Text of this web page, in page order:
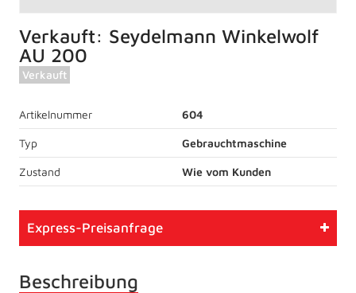
Verkauft: Seydelmann Winkelwolf
AU 200
Verkauft
Artikelnummer
Typ
Zustand
604
Gebrauchtmaschine
Wie vom Kunden
Express-Preisanfrage
Beschreibung